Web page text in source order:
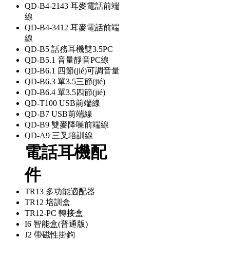
QD-B4-2143 耳麥電話前端
線
QD-B4-3412 耳麥電話前端
線
QD-B5 話務耳機雙3.5PC
QD-B5.1 音量靜音PC線
QD-B6.1 四節(jié)可調音量
QD-B6.3 單3.5三節(jié)
QD-B6.4 單3.5四節(jié)
QD-T100 USB前端線
QD-B7 USB前端線
QD-B9 雙麥降噪前端線
QD-A9 三叉培訓線
電話耳機配
件
TR13 多功能適配器
TR12 培訓盒
TR12-PC 轉接盒
I6 智能盒(普通版)
J2 帶磁性掛鉤